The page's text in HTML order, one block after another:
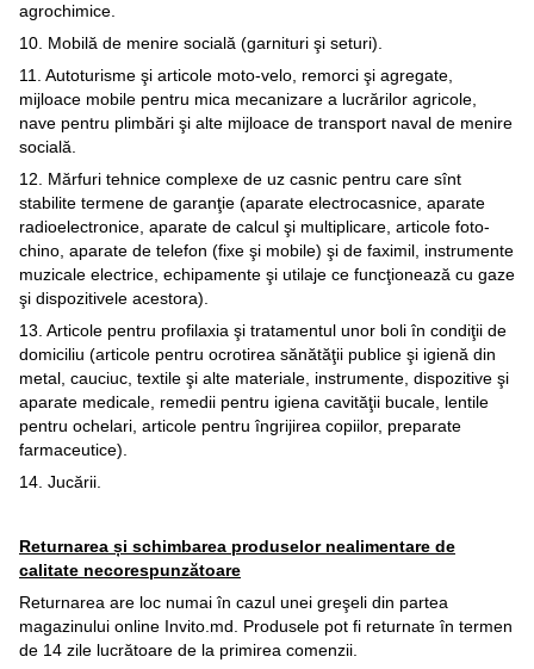
agrochimice.
10. Mobilă de menire socială (garnituri şi seturi).
11. Autoturisme şi articole moto-velo, remorci şi agregate,
mijloace mobile pentru mica mecanizare a lucrărilor agricole,
nave pentru plimbări şi alte mijloace de transport naval de menire
socială.
12. Mărfuri tehnice complexe de uz casnic pentru care sînt
stabilite termene de garanţie (aparate electrocasnice, aparate
radioelectronice, aparate de calcul şi multiplicare, articole foto-
chino, aparate de telefon (fixe şi mobile) şi de faximil, instrumente
muzicale electrice, echipamente şi utilaje ce funcţionează cu gaze
şi dispozitivele acestora).
13. Articole pentru profilaxia şi tratamentul unor boli în condiţii de
domiciliu (articole pentru ocrotirea sănătăţii publice şi igienă din
metal, cauciuc, textile şi alte materiale, instrumente, dispozitive şi
aparate medicale, remedii pentru igiena cavităţii bucale, lentile
pentru ochelari, articole pentru îngrijirea copiilor, preparate
farmaceutice).
14. Jucării.
Returnarea și schimbarea produselor nealimentare de
calitate necorespunzătoare
Returnarea are loc numai în cazul unei greşeli din partea
magazinului online Invito.md. Produsele pot fi returnate în termen
de 14 zile lucrătoare de la primirea comenzii.